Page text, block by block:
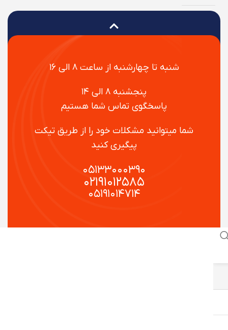
شنبه تا چهارشنبه از ساعت ۸ الی ۱۶
پنجشنبه ۸ الی ۱۴
پاسخگوی تماس شما هستیم
شما میتوانید مشکلات خود را از طریق تیکت
پیگیری کنید
۰۵۱۳۳۰۰۰۳۹۰
۰۲۱۹۱۰۱۲۵۸۵
۰۵۱۹۱۰۱۴۷۱۴